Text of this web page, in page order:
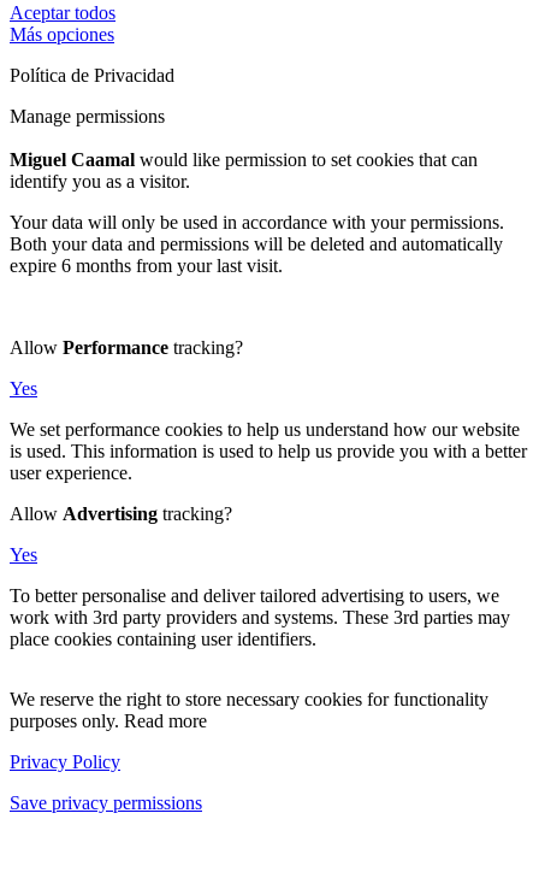
Aceptar todos
Más opciones
Política de Privacidad
Manage permissions
Miguel Caamal would like permission to set cookies that can
identify you as a visitor.
Your data will only be used in accordance with your permissions.
Both your data and permissions will be deleted and automatically
expire 6 months from your last visit.
Allow Performance tracking?
Yes
We set performance cookies to help us understand how our website
is used. This information is used to help us provide you with a better
user experience.
Allow Advertising tracking?
Yes
To better personalise and deliver tailored advertising to users, we
work with 3rd party providers and systems. These 3rd parties may
place cookies containing user identifiers.
We reserve the right to store necessary cookies for functionality
purposes only. Read more
Privacy Policy
Save privacy permissions